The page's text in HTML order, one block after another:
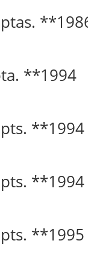
**1994
pts. **1994
pts. **1994
**1995